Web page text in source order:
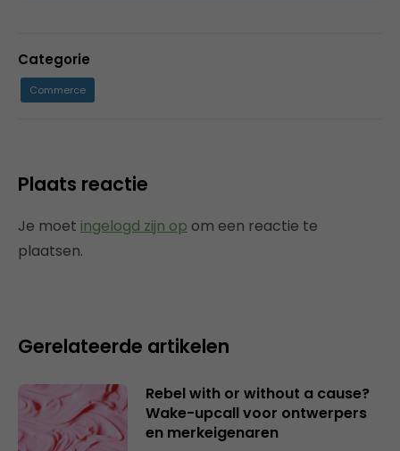
Categorie
Commerce
Plaats reactie
Je moet ingelogd zijn op om een reactie te
plaatsen.
Gerelateerde artikelen
Rebel with or without a cause?
Wake-upcall voor ontwerpers
en merkeigenaren